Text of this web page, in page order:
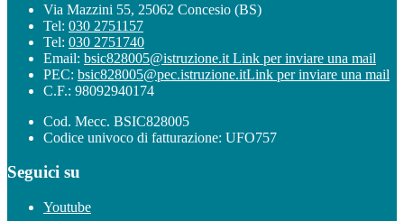
Via Mazzini 55, 25062 Concesio (BS)
Tel: 030 2751157
Tel: 030 2751740
Email: bsic828005@istruzione.it Link per inviare una mail
PEC: bsic828005@pec.istruzione.itLink per inviare una mail
C.F.: 98092940174
Cod. Mecc. BSIC828005
Codice univoco di fatturazione: UFO757
Seguici su
Youtube